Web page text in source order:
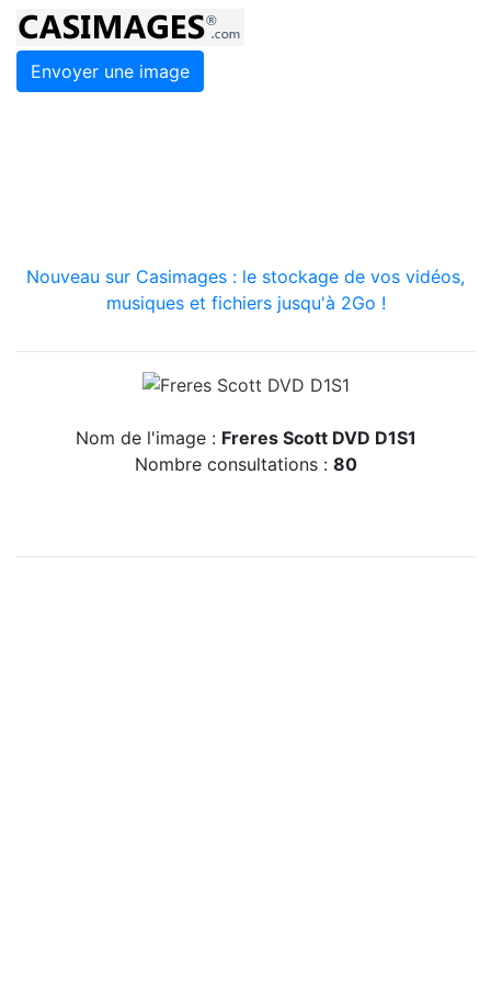
Envoyer une image
Nouveau sur Casimages : le stockage de vos vidéos,
musiques et fichiers jusqu'à 2Go !
Nom de l'image : Freres Scott DVD D1S1
Nombre consultations : 80